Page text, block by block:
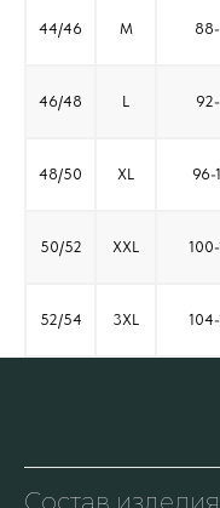
44/46 M
46/48 L
48/50 XL 96-
50/52 XXL
52/54 3XL
Состав